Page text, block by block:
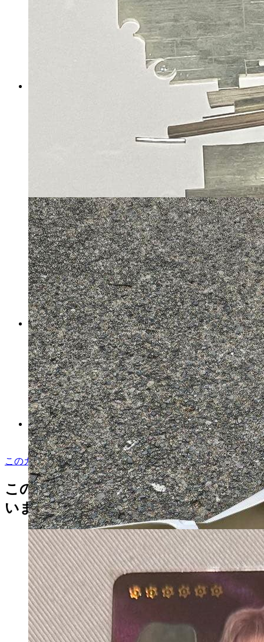
専用レジン液 フルール20本、
ツキハナ2本、ユキハナ1本、
コーティング剤つき
マイストア在庫： 4587
税込
11600円
カートに入れる
シルバー 銀 SILVER925 約
171g まとめ売り
マイストア在庫： 4530
税込
30800円
カートに入れる
このカテゴリをもっと見る
この商品を見た人はこんな商品も見て
います